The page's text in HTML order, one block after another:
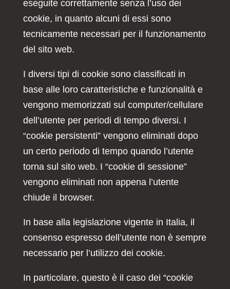
eseguite correttamente senza l’uso dei
cookie, in quanto alcuni di essi sono
tecnicamente necessari per il funzionamento
del sito web.
I diversi tipi di cookie sono classificati in
base alle loro caratteristiche e funzionalità e
vengono memorizzati sul computer/cellulare
dell’utente per periodi di tempo diversi. I
“cookie persistenti” vengono eliminati dopo
un certo periodo di tempo quando l’utente
torna sul sito web. I “cookie di sessione”
vengono eliminati non appena l’utente
chiude il browser.
In base alla legislazione vigente in Italia, il
consenso espresso dell’utente non è sempre
necessario per l’utilizzo dei cookie.
In particolare, questo è il caso dei “cookie